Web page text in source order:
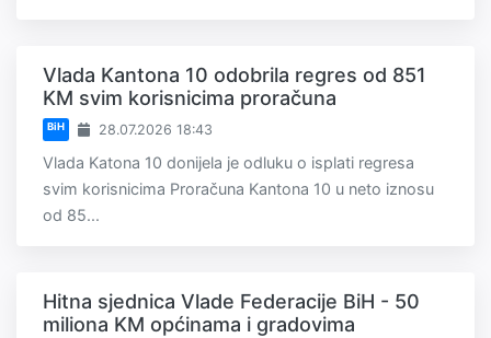
Vlada Kantona 10 odobrila regres od 851
KM svim korisnicima proračuna
BiH 28.07.2026 18:43
Vlada Katona 10 donijela je odluku o isplati regresa
svim korisnicima Proračuna Kantona 10 u neto iznosu
od 85...
Hitna sjednica Vlade Federacije BiH - 50
miliona KM općinama i gradovima